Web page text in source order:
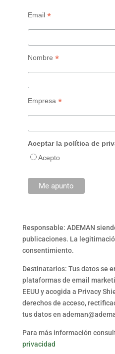
Email *
Nombre *
Empresa *
Aceptar la política de
Acepto
Responsable: ADEMAN
publicaciones. La
consentimiento.
Destinatarios: Tus datos se
plataformas de email
EEUU y acogida a Privacy
derechos de acceso,
tus datos en
Para más información
privacidad